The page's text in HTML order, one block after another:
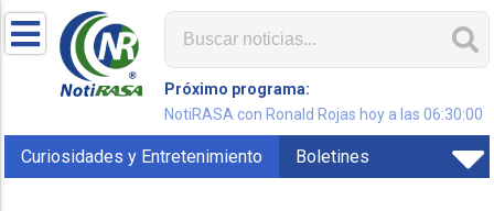
Próximo programa:
NotiRASA con Ronald Rojas hoy a las 06:30:00
Curiosidades y Entretenimiento Boletines